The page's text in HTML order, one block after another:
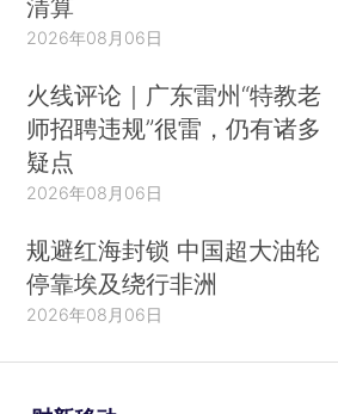
清算
2026年08月06日
火线评论｜广东雷州“特教老
师招聘违规”很雷，仍有诸多
疑点
2026年08月06日
规避红海封锁 中国超大油轮
停靠埃及绕行非洲
2026年08月06日